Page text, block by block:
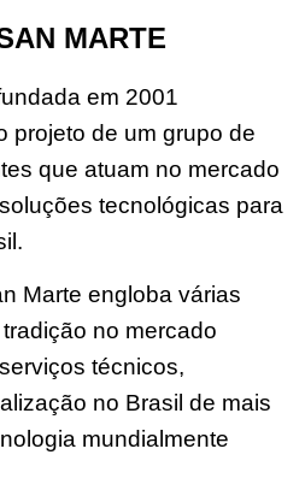
MARTE
em 2001
projeto de um grupo de
que atuam no mercado
tecnológicas para
Marte engloba várias
no mercado
técnicos,
no Brasil de mais
mundialmente